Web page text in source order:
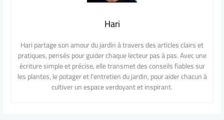
Hari
Hari partage son amour du jardin à travers des articles clairs et
pratiques, pensés pour guider chaque lecteur pas à pas. Avec une
écriture simple et précise, elle transmet des conseils fiables sur
les plantes, le potager et l’entretien du jardin, pour aider chacun à
cultiver un espace verdoyant et inspirant.